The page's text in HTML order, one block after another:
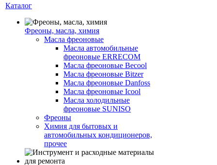
Каталог
Фреоны, масла, химия
Масла фреоновые
Масла автомобильные
фреоновые ERRECOM
Масла фреоновые Becool
Масла фреоновые Bitzer
Масла фреоновые Danfoss
Масла фреоновые Icool
Масла холодильные
фреоновые SUNISO
Фреоны
Химия для бытовых и
автомобильных кондиционеров,
прочее